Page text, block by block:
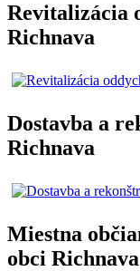
Revitalizácia
Richnava
Dostavba a
Richnava
Miestna
obci Richnava